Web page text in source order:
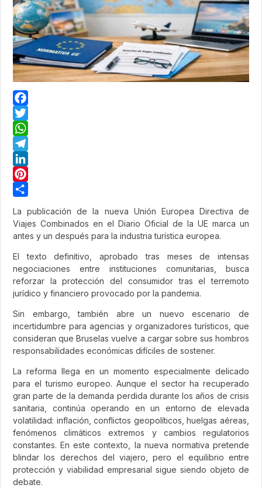
Facebook
Twitter
WhatsApp
Telegram
LinkedIn
Pinterest
La publicación de la nueva Unión Europea Directiva de
Viajes Combinados en el Diario Oficial de la UE marca un
antes y un después para la industria turística europea.
El texto definitivo, aprobado tras meses de intensas
negociaciones entre instituciones comunitarias, busca
reforzar la protección del consumidor tras el terremoto
jurídico y financiero provocado por la pandemia.
Sin embargo, también abre un nuevo escenario de
incertidumbre para agencias y organizadores turísticos, que
consideran que Bruselas vuelve a cargar sobre sus hombros
responsabilidades económicas difíciles de sostener.
La reforma llega en un momento especialmente delicado
para el turismo europeo. Aunque el sector ha recuperado
gran parte de la demanda perdida durante los años de crisis
sanitaria, continúa operando en un entorno de elevada
volatilidad: inflación, conflictos geopolíticos, huelgas aéreas,
fenómenos climáticos extremos y cambios regulatorios
constantes. En este contexto, la nueva normativa pretende
blindar los derechos del viajero, pero el equilibrio entre
protección y viabilidad empresarial sigue siendo objeto de
debate.